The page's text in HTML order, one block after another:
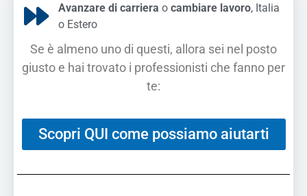
Avanzare di carriera o cambiare lavoro, Italia
o Estero
Se è almeno uno di questi, allora sei nel posto
giusto e hai trovato i professionisti che fanno per
te:
Scopri QUI come possiamo aiutarti